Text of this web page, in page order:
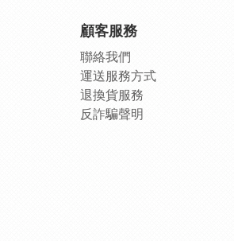
顧客服務
聯絡我們
運送服務方式
退換貨服務
反詐騙聲明